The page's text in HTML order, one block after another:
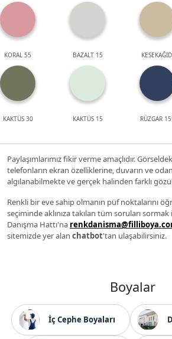
KORAL 55 BAZALT 15
KAKTÜS 30 KAKTÜS 15 RÜZGAR
Paylaşımlarımız fikir verme amaçlıdır.
telefonların ekran özelliklerine, duvarın ve
algılanabilmekte ve gerçek halinden farklı
Renkli bir eve sahip olmanın püf noktalarını
seçiminde aklınıza takılan tüm soruları
Danışma Hattı'na
sitemizde yer alan chatbot'tan ulaşabilirsiniz.
Boyalar
İç Cephe Boyaları